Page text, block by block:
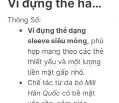
Ví đựng thẻ handmade thời trang sang trọng da bò cao cấp Lano VDNT10
Thông Số:
Ví đựng thẻ dạng
sleeve siêu mỏng, phù
hợp mang theo các thẻ
thiết yếu và một lượng
tiền mặt gấp nhỏ.
Chế tác từ da bò Mill
Hàn Quốc có bề mặt